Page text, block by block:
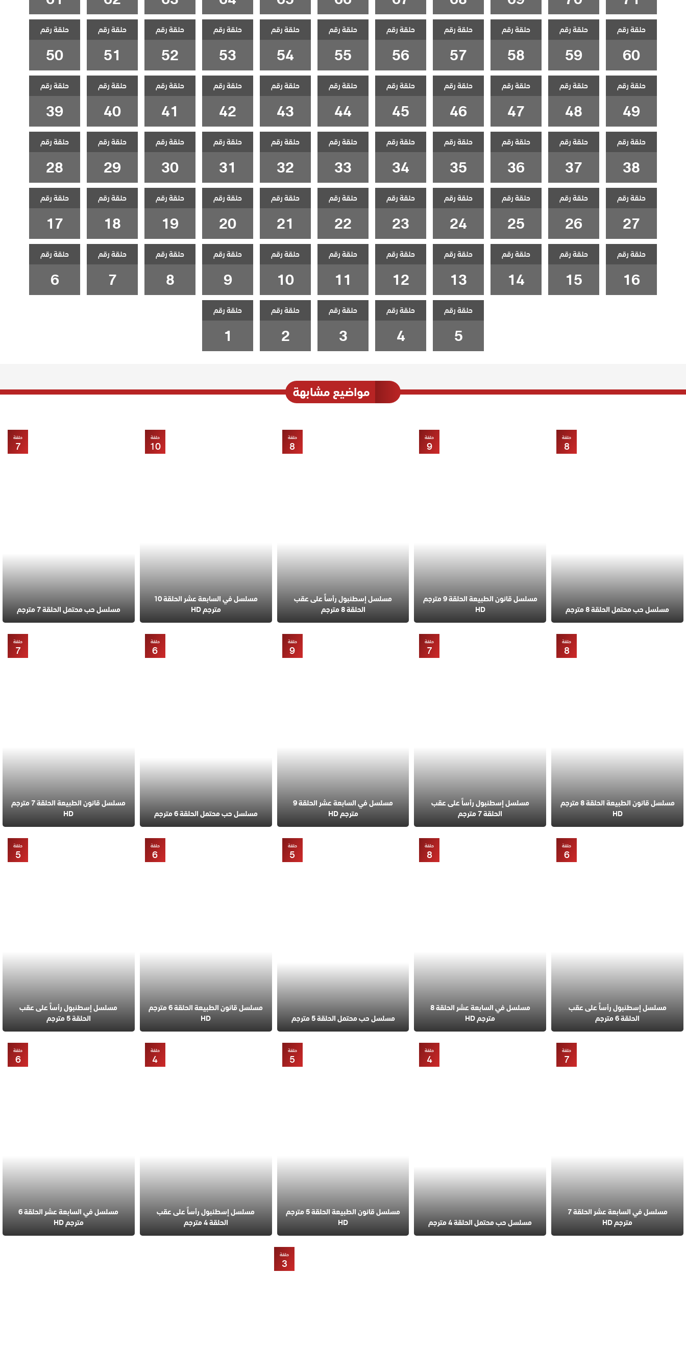
حلقة رقم
60
حلقة رقم
59
حلقة رقم
58
حلقة رقم
57
حلقة رقم
56
حلقة رقم
55
حلقة رقم
54
حلقة رقم
53
حلقة رقم
52
حلقة رقم
51
حلقة رقم
50
حلقة رقم
49
حلقة رقم
48
حلقة رقم
47
حلقة رقم
46
حلقة رقم
45
حلقة رقم
44
حلقة رقم
43
حلقة رقم
42
حلقة رقم
41
حلقة رقم
40
حلقة رقم
39
حلقة رقم
38
حلقة رقم
37
حلقة رقم
36
حلقة رقم
35
حلقة رقم
34
حلقة رقم
33
حلقة رقم
32
حلقة رقم
31
حلقة رقم
30
حلقة رقم
29
حلقة رقم
28
حلقة رقم
27
حلقة رقم
26
حلقة رقم
25
حلقة رقم
24
حلقة رقم
23
حلقة رقم
22
حلقة رقم
21
حلقة رقم
20
حلقة رقم
19
حلقة رقم
18
حلقة رقم
17
حلقة رقم
16
حلقة رقم
15
حلقة رقم
14
حلقة رقم
13
حلقة رقم
12
حلقة رقم
11
حلقة رقم
10
حلقة رقم
9
حلقة رقم
8
حلقة رقم
7
حلقة رقم
6
حلقة رقم
5
حلقة رقم
4
حلقة رقم
3
حلقة رقم
2
حلقة رقم
1
مواضيع مشابهة
مسلسل حب محتمل الحلقة 8 مترجم
حلقة
8
مسلسل قانون الطبيعة الحلقة 9 مترجم
HD
حلقة
9
مسلسل إسطنبول رأساً على عقب
الحلقة 8 مترجم
حلقة
8
مسلسل في السابعة عشر الحلقة 10
مترجم HD
حلقة
10
مسلسل حب محتمل الحلقة 7 مترجم
حلقة
7
مسلسل قانون الطبيعة الحلقة 8 مترجم
HD
حلقة
8
مسلسل إسطنبول رأساً على عقب
الحلقة 7 مترجم
حلقة
7
مسلسل في السابعة عشر الحلقة 9
مترجم HD
حلقة
9
مسلسل حب محتمل الحلقة 6 مترجم
حلقة
6
مسلسل قانون الطبيعة الحلقة 7 مترجم
HD
حلقة
7
مسلسل إسطنبول رأساً على عقب
الحلقة 6 مترجم
حلقة
6
مسلسل في السابعة عشر الحلقة 8
مترجم HD
حلقة
8
مسلسل حب محتمل الحلقة 5 مترجم
حلقة
5
مسلسل قانون الطبيعة الحلقة 6 مترجم
HD
حلقة
6
مسلسل إسطنبول رأساً على عقب
الحلقة 5 مترجم
حلقة
5
مسلسل في السابعة عشر الحلقة 7
مترجم HD
حلقة
7
مسلسل حب محتمل الحلقة 4 مترجم
حلقة
4
مسلسل قانون الطبيعة الحلقة 5 مترجم
HD
حلقة
5
مسلسل إسطنبول رأساً على عقب
الحلقة 4 مترجم
حلقة
4
مسلسل في السابعة عشر الحلقة 6
مترجم HD
حلقة
6
حلقة
3